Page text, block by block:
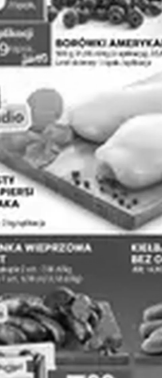
Al.Capone
Chata Polska